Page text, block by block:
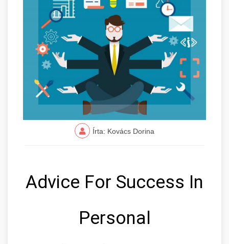
Írta: Kovács Dorina
Advice For Success In
Personal